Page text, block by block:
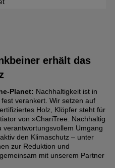
erhält das
Planet: Nachhaltigkeit ist in
verankert. Wir setzen auf
Holz, Klöpfer steht für
von »ChariTree. Nachhaltig
Umgang
den Klimaschutz – unter
zur Reduktion und
mit unserem Partner